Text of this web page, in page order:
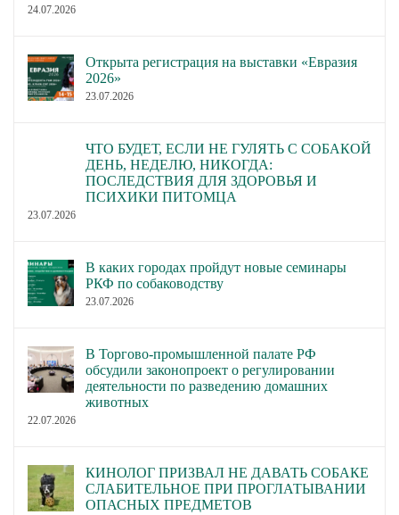
24.07.2026
Открыта регистрация на выставки «Евразия
2026»
23.07.2026
ЧТО БУДЕТ, ЕСЛИ НЕ ГУЛЯТЬ С СОБАКОЙ
ДЕНЬ, НЕДЕЛЮ, НИКОГДА:
ПОСЛЕДСТВИЯ ДЛЯ ЗДОРОВЬЯ И
ПСИХИКИ ПИТОМЦА
23.07.2026
В каких городах пройдут новые семинары
РКФ по собаководству
23.07.2026
В Торгово-промышленной палате РФ
обсудили законопроект о регулировании
деятельности по разведению домашних
животных
22.07.2026
КИНОЛОГ ПРИЗВАЛ НЕ ДАВАТЬ СОБАКЕ
СЛАБИТЕЛЬНОЕ ПРИ ПРОГЛАТЫВАНИИ
ОПАСНЫХ ПРЕДМЕТОВ